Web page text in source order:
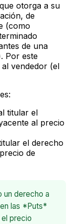
que otorga a su
de
(como
de una
Por este
al vendedor (el
titular el
al precio
el derecho
de
un derecho a
las *Puts*
precio